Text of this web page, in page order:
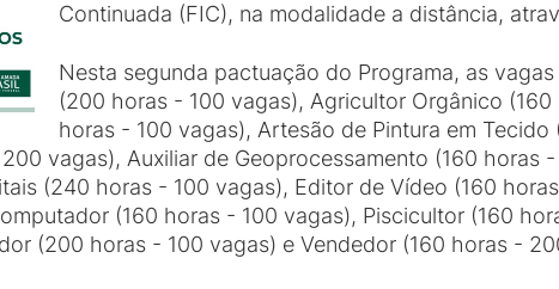
Continuada (FIC), na modalidade a distância,
Nesta segunda pactuação do Programa, as
(200 horas - 100 vagas), Agricultor Orgânico
horas - 100 vagas), Artesão de Pintura em
vagas), Auxiliar de Geoprocessamento (160 horas
(240 horas - 100 vagas), Editor de Vídeo (160
(160 horas - 100 vagas), Piscicultor (160
(200 horas - 100 vagas) e Vendedor (160 horas -